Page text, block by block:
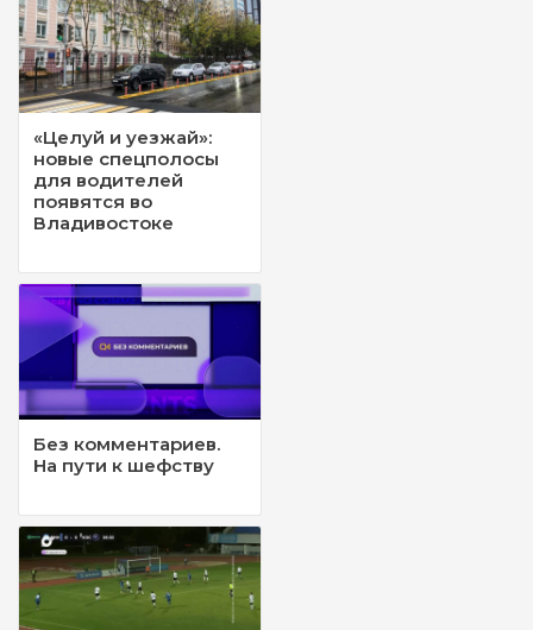
«Целуй и уезжай»:
новые спецполосы
для водителей
появятся во
Владивостоке
Без комментариев.
На пути к шефству